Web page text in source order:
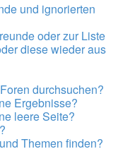
und ignorierten
oder zur Liste
diese wieder aus
durchsuchen?
Ergebnisse?
leere Seite?
Themen finden?